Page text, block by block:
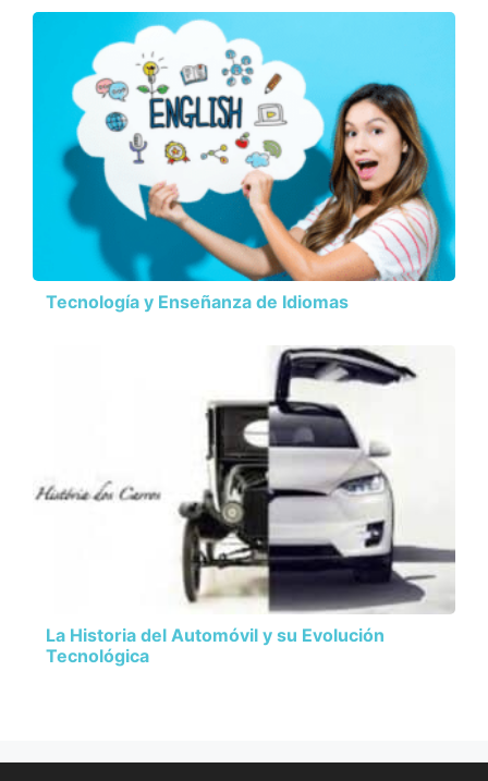
Tecnología y Enseñanza de Idiomas
La Historia del Automóvil y su Evolución
Tecnológica